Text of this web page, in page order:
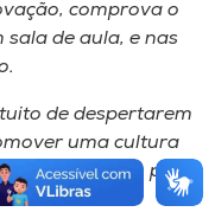
comprova o
de aula, e nas
de despertarem
uma cultura
no evento pelo
de Luzerna —